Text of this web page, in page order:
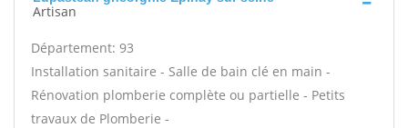
Artisan
Département: 93
Installation sanitaire - Salle de bain clé en main -
Rénovation plomberie complète ou partielle - Petits
travaux de Plomberie -